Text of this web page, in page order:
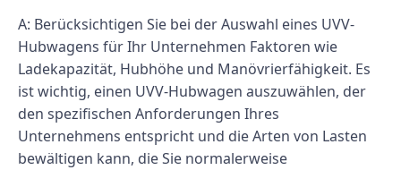
A: Berücksichtigen Sie bei der Auswahl eines UVV-
Hubwagens für Ihr Unternehmen Faktoren wie
Ladekapazität, Hubhöhe und Manövrierfähigkeit. Es
ist wichtig, einen UVV-Hubwagen auszuwählen, der
den spezifischen Anforderungen Ihres
Unternehmens entspricht und die Arten von Lasten
bewältigen kann, die Sie normalerweise